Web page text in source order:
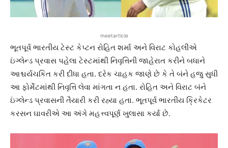
meetarticle
ભૂતપૂર્વ ભારતીય ટેસ્ટ કેપ્ટન રોહિત શર્મા અને વિરાટ કોહલીએ
ઇંગ્લેન્ડ પ્રવાસ પહેલા ટેસ્ટમાંથી નિવૃત્તિની જાહેરાત કરીને બધાને
આશ્ચર્યચકિત કરી દીધા હતા. દરેક ચાહક જાણે છે કે તે બંને હજુ સુધી
આ ફોર્મેટમાંથી નિવૃત્તિ લેવા માંગતા ન હતા. રોહિત અને વિરાટ બંને
ઇંગ્લેન્ડ પ્રવાસની તૈયારી કરી રહ્યા હતા. ભૂતપૂર્વ ભારતીય ક્રિકેટર
કરસન ઘાવરીએ આ અંગે મહત્ત્વપૂર્ણ ખુલાસા કર્યા છે.